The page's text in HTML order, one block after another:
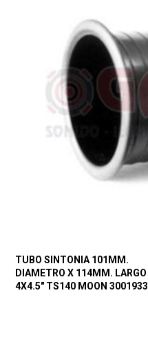
TUBO SINTONIA 101MM.
DIAMETRO X 114MM. LARGO
4X4.5″ TS140 MOON 3001933